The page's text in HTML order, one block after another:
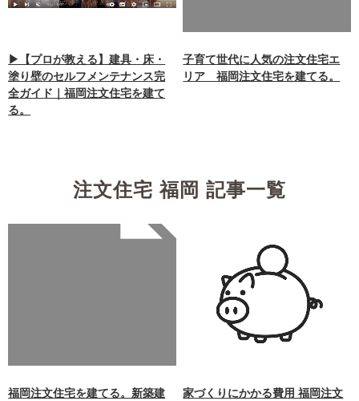
▶【プロが教える】建具・床・
塗り壁のセルフメンテナンス完
全ガイド｜福岡注文住宅を建て
る。
content/themes/nagasaki/f
unctions.phpon line87
子育て世代に人気の注文住宅エ
リア 福岡注文住宅を建てる。
注文住宅 福岡 記事一覧
content/themes/nagasaki/f
unctions.phpon line87
福岡注文住宅を建てる。新築建
家づくりにかかる費用 福岡注文